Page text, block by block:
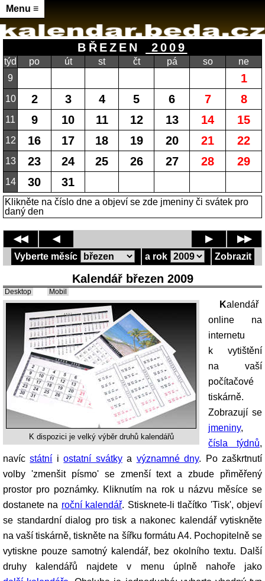
Menu ≡
BŘEZEN 2009
týd po út st čt pá so
ne
9
1
10 2 3 4 5 6 7 8
11 9 10 11 12 13 14 15
12 16 17 18 19 20 21 22
13 23 24 25 26 27 28 29
14 30 31
Klikněte na číslo dne a objeví se zde jmeniny či svátek pro
daný den
Vyberte měsíc a rok Zobrazit
◀◀ ◀ ▶ ▶▶
Kalendář březen 2009
Desktop Mobil
K dispozici je velký výběr druhů kalendářů
Kalendář
online na
internetu
k vytištění
na vaší
počítačové
tiskárně.
Zobrazují se
jmeniny,
čísla týdnů,
navícstátní iostatní svátkya významné dny. Po zaškrtnutí
volby 'zmenšit písmo' se zmenší text a zbude přiměřený
prostor pro poznámky. Kliknutím na rok u názvu měsíce se
dostanete na roční kalendář. Stisknete-li tlačítko 'Tisk', objeví
se standardní dialog pro tisk a nakonec kalendář vytiskněte
na vaší tiskárně, tiskněte na šířku formátu A4. Pochopitelně se
vytiskne pouze samotný kalendář, bez okolního textu. Další
druhy kalendářů najdete v menu úplně nahoře jako